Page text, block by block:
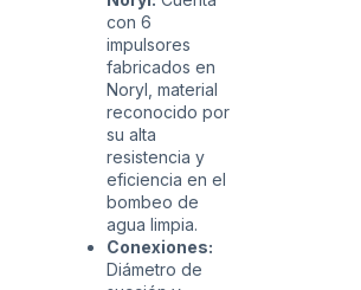
con 6
impulsores
fabricados en
Noryl, material
reconocido por
su alta
resistencia y
eficiencia en el
bombeo de
agua limpia.
Conexiones:
Diámetro de